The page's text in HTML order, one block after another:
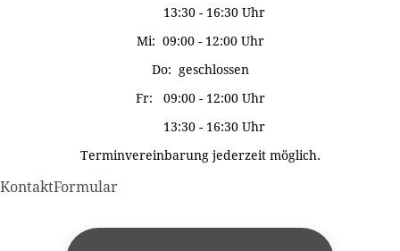
13:30 - 16:30 Uhr
Mi: 09:00 - 12:00 Uhr
Do: geschlossen
Fr: 09:00 - 12:00 Uhr
13:30 - 16:30 Uhr
Terminvereinbarung jederzeit möglich.
KontaktFormular